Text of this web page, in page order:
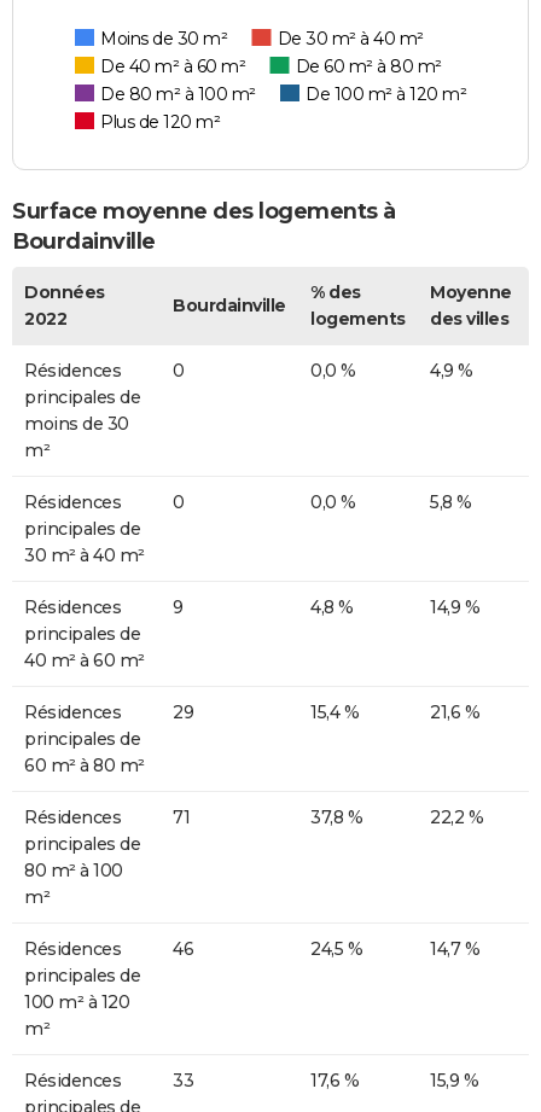
Moins de 30 m²
De 30 m² à 40 m²
De 40 m² à 60 m²
De 60 m² à 80 m²
De 80 m² à 100 m²
De 100 m² à 120 m²
Plus de 120 m²
Surface moyenne des logements à
Bourdainville
Données
2022
Bourdainville
% des
logements
Moyenne
des villes
Résidences
principales de
moins de 30
m²
0 0,0 % 4,9 %
Résidences
principales de
30 m² à 40 m²
0 0,0 % 5,8 %
Résidences
principales de
40 m² à 60 m²
9 4,8 % 14,9 %
Résidences
principales de
60 m² à 80 m²
29 15,4 % 21,6 %
Résidences
principales de
80 m² à 100
m²
71 37,8 % 22,2 %
Résidences
principales de
100 m² à 120
m²
46 24,5 % 14,7 %
Résidences
33 17,6 % 15,9 %